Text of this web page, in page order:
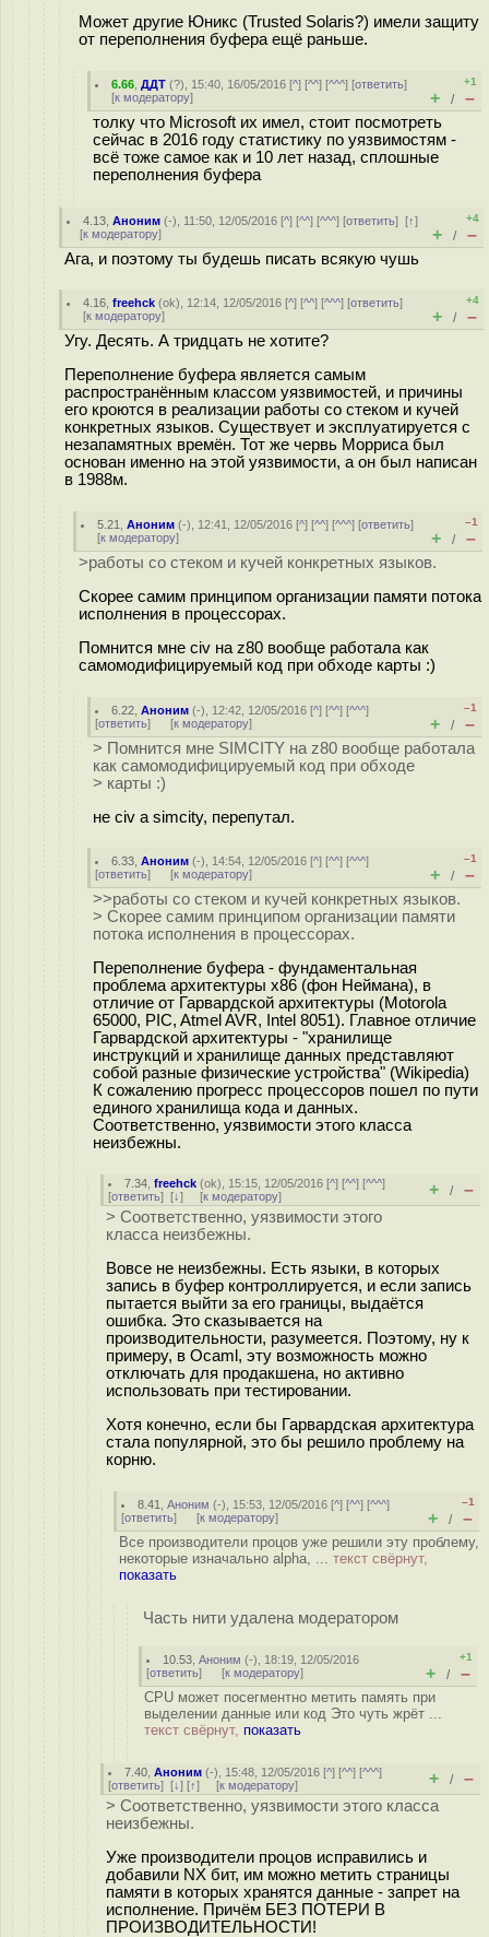
Может другие Юникс (Trusted Solaris?) имели защиту
от переполнения буфера ещё раньше.
6.66 ,ДДТ (?), 15:40, 16/05/2016 [^] [^^] [^^^] [ответить]
[к модератору]
+1
+ / –
толку что Microsoft их имел, стоит посмотреть
сейчас в 2016 году статистику по уязвимостям -
всё тоже самое как и 10 лет назад, сплошные
переполнения буфера
4.13 ,Аноним (-), 11:50, 12/05/2016 [^] [^^] [^^^] [ответить][↑]
[к модератору]
+4
+ / –
Ага, и поэтому ты будешь писать всякую чушь
4.16 ,freehck (ok), 12:14, 12/05/2016 [^] [^^] [^^^] [ответить]
[к модератору]
+4
+ / –
Угу. Десять. А тридцать не хотите?
Переполнение буфера является самым
распространённым классом уязвимостей, и причины
его кроются в реализации работы со стеком и кучей
конкретных языков. Существует и эксплуатируется с
незапамятных времён. Тот же червь Морриса был
основан именно на этой уязвимости, а он был написан
в 1988м.
5.21 ,Аноним (-), 12:41, 12/05/2016 [^] [^^] [^^^] [ответить]
[к модератору]
–1
+ / –
>работы со стеком и кучей конкретных языков.
Скорее самим принципом организации памяти потока
исполнения в процессорах.
Помнится мне civ на z80 вообще работала как
самомодифицируемый код при обходе карты :)
6.22 ,Аноним (-), 12:42, 12/05/2016 [^] [^^] [^^^]
[ответить] [к модератору]
–1
+ / –
> Помнится мне SIMCITY на z80 вообще работала
как самомодифицируемый код при обходе
> карты :)
не civ а simcity, перепутал.
6.33 ,Аноним (-), 14:54, 12/05/2016 [^] [^^] [^^^]
[ответить] [к модератору]
–1
+ / –
>>работы со стеком и кучей конкретных языков.
> Скорее самим принципом организации памяти
потока исполнения в процессорах.
Переполнение буфера - фундаментальная
проблема архитектуры х86 (фон Неймана), в
отличие от Гарвардской архитектуры (Motorola
65000, PIC, Atmel AVR, Intel 8051). Главное отличие
Гарвардской архитектуры - "хранилище
инструкций и хранилище данных представляют
собой разные физические устройства" (Wikipedia)
К сожалению прогресс процессоров пошел по пути
единого хранилища кода и данных.
Соответственно, уязвимости этого класса
неизбежны.
7.34 ,freehck (ok), 15:15, 12/05/2016 [^] [^^] [^^^]
[ответить] [↓] [к модератору] + / –
> Соответственно, уязвимости этого
класса неизбежны.
Вовсе не неизбежны. Есть языки, в которых
запись в буфер контроллируется, и если запись
пытается выйти за его границы, выдаётся
ошибка. Это сказывается на
производительности, разумеется. Поэтому, ну к
примеру, в Ocaml, эту возможность можно
отключать для продакшена, но активно
использовать при тестировании.
Хотя конечно, если бы Гарвардская архитектура
стала популярной, это бы решило проблему на
корню.
8.41 ,Аноним (-), 15:53, 12/05/2016 [^] [^^] [^^^]
[ответить] [к модератору]
–1
+ / –
Все производители процов уже решили эту проблему,
некоторые изначально alpha, ... текст свёрнут,
показать
Часть нити удалена модератором
10.53 ,Аноним (-), 18:19, 12/05/2016
[ответить] [к модератору]
+1
+ / –
CPU может посегментно метить память при
выделении данные или код Это чуть жрёт ...
текст свёрнут, показать
7.40 ,Аноним (-), 15:48, 12/05/2016 [^] [^^] [^^^]
[ответить] [↓] [↑] [к модератору] + / –
> Соответственно, уязвимости этого класса
неизбежны.
Уже производители процов исправились и
добавили NX бит, им можно метить страницы
памяти в которых хранятся данные - запрет на
исполнение. Причём БЕЗ ПОТЕРИ В
ПРОИЗВОДИТЕЛЬНОСТИ!